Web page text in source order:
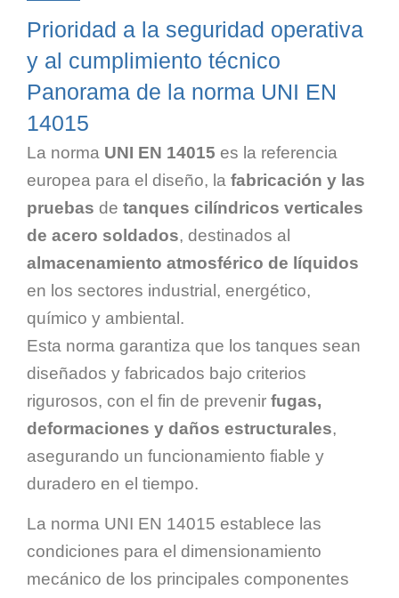
Prioridad a la seguridad operativa
y al cumplimiento técnico
Panorama de la norma UNI EN
14015
La norma UNI EN 14015 es la referencia
europea para el diseño, la fabricación y las
pruebas de tanques cilíndricos verticales
de acero soldados, destinados al
almacenamiento atmosférico de líquidos
en los sectores industrial, energético,
químico y ambiental.
Esta norma garantiza que los tanques sean
diseñados y fabricados bajo criterios
rigurosos, con el fin de prevenir fugas,
deformaciones y daños estructurales,
asegurando un funcionamiento fiable y
duradero en el tiempo.
La norma UNI EN 14015 establece las
condiciones para el dimensionamiento
mecánico de los principales componentes